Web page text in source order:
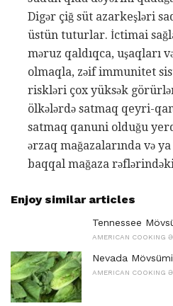
Digər çiğ süt azarkeşləri
üstün tuturlar. İctimai
məruz qaldıqca, uşaqları
olmaqla, zəif immunitet
riskləri çox yüksək
ölkələrdə satmaq qeyri-
satmaq qanuni olduğu
ərzaq mağazalarında və
baqqal mağaza
Enjoy similar articles
Tennessee
AMERICAN COOKING
Nevada
AMERICAN COOKING